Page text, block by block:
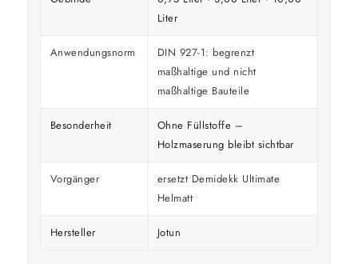
Liter
Anwendungsnorm
DIN 927-1: begrenzt
maßhaltige und nicht
maßhaltige Bauteile
Besonderheit
Ohne Füllstoffe –
Holzmaserung bleibt sichtbar
Vorgänger
ersetzt Demidekk Ultimate
Helmatt
Hersteller Jotun